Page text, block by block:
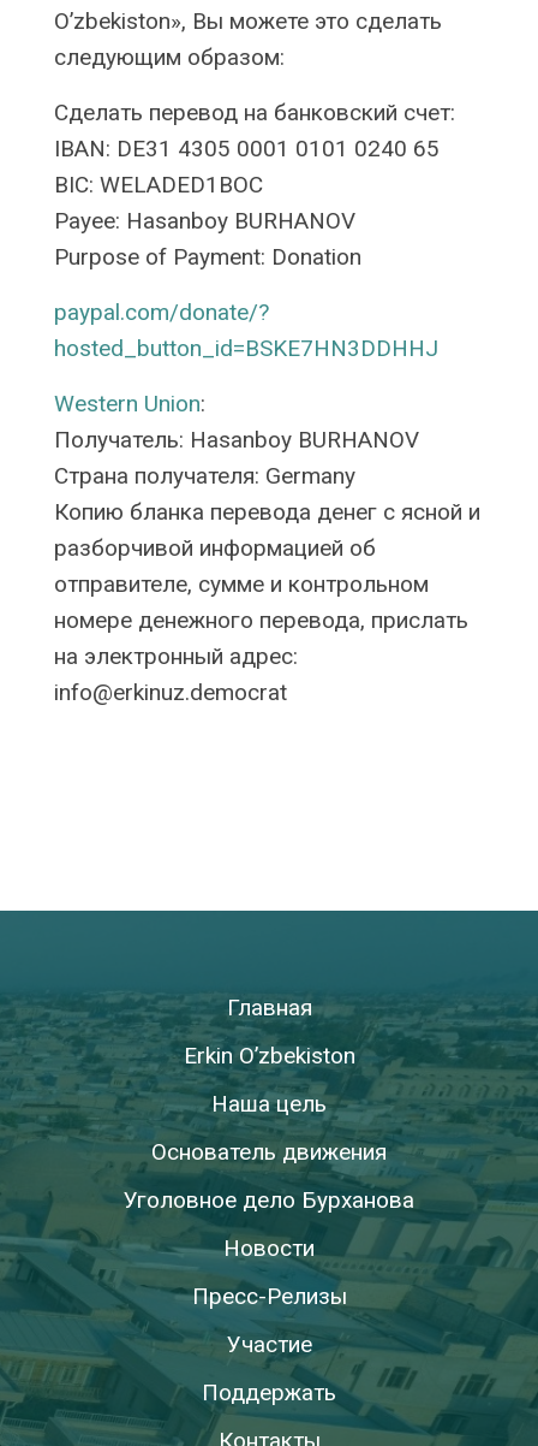
O’zbekiston», Вы можете это сделать
следующим образом:
Сделать перевод на банковский счет:
IBAN: DE31 4305 0001 0101 0240 65
BIC: WELADED1BOC
Payee: Hasanboy BURHANOV
Purpose of Payment: Donation
paypal.com/donate/?
hosted_button_id=BSKE7HN3DDHHJ
Western Union:
Получатель: Hasanboy BURHANOV
Страна получателя: Germany
Копию бланка перевода денег с ясной и
разборчивой информацией об
отправителе, сумме и контрольном
номере денежного перевода, прислать
на электронный адрес:
info@erkinuz.democrat
Главная
Erkin O’zbekiston
Наша цель
Основатель движения
Уголовное дело Бурханова
Новости
Пресс-Релизы
Участие
Поддержать